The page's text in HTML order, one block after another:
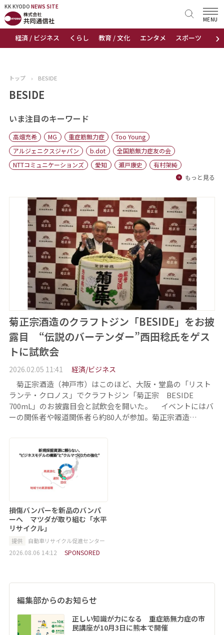
KK KYODO NEWS SITE
›
経済 / ビジネス くらし 教育 / 文化 エンタメ スポーツ 地域
MENU
KK KYODONEWS SITE
トップページ
ニュース
おすすめコンテンツ
出版物
会社概要
トップ › BESIDE
BESIDE
いま注目のキーワード
高畑充希 MG 重症筋無力症
Too Young
アルジェニクスジャパン
b.dot
全国筋無力症友の会
NTTコミュニケーションズ
愛知 瀬戸康史
有村架純
もっと見る
菊正宗酒造のクラフトジン「BESIDE」をお披
露目 “伝説のバーテンダー”西田稔氏をゲス
トに試飲会
2026.02.05 11:41 経済/ビジネス
菊正宗酒造（神戸市）はこのほど、大阪・堂島の「リスト
ランテ・クロノス」でクラフトジン「菊正宗 BESIDE
700mL」のお披露目会と試飲会を開いた。 イベントにはバ
ーの関係者や報道関係者ら約80人が参加。菊正宗酒造…
損傷バンパーを新品のバンパ
ーへ マツダが取り組む「水平
リサイクル」
提供 自動車リサイクル促進センター
2026.08.06 14:12 SPONSORED
編集部からのお知らせ
正しい知識が力になる 重症筋無力症の市
民講座が10月3日に熊本で開催